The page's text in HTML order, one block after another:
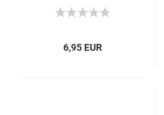
6,95 EUR